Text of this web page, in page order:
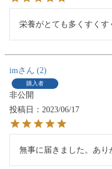
栄養がとても多くすくす
im 2
購入者
非公開
投稿日
2023/06/17
無事に届きました。あり